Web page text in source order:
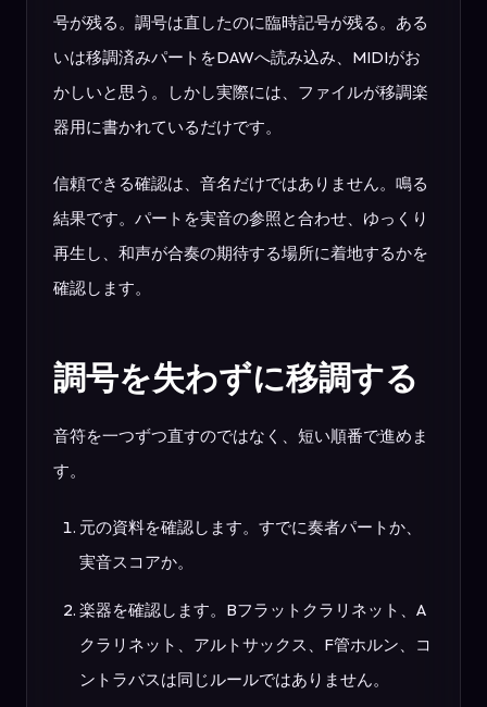
号が残る。調号は直したのに臨時記号が残る。ある
いは移調済みパートをDAWへ読み込み、MIDIがお
かしいと思う。しかし実際には、ファイルが移調楽
器用に書かれているだけです。
信頼できる確認は、音名だけではありません。鳴る
結果です。パートを実音の参照と合わせ、ゆっくり
再生し、和声が合奏の期待する場所に着地するかを
確認します。
調号を失わずに移調する
音符を一つずつ直すのではなく、短い順番で進めま
す。
元の資料を確認します。すでに奏者パートか、
実音スコアか。
楽器を確認します。Bフラットクラリネット、A
クラリネット、アルトサックス、F管ホルン、コ
ントラバスは同じルールではありません。